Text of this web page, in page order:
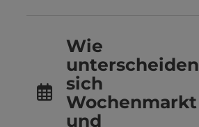
Wie
unterscheiden
sich
Wochenmarkt
und